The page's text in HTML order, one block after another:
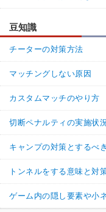
豆知識
チーターの対策方法
マッチングしない原因
カスタムマッチのやり方
切断ペナルティの実施状
キャンプの対策とするべ
トンネルをする意味と対
ゲーム内の隠し要素や小